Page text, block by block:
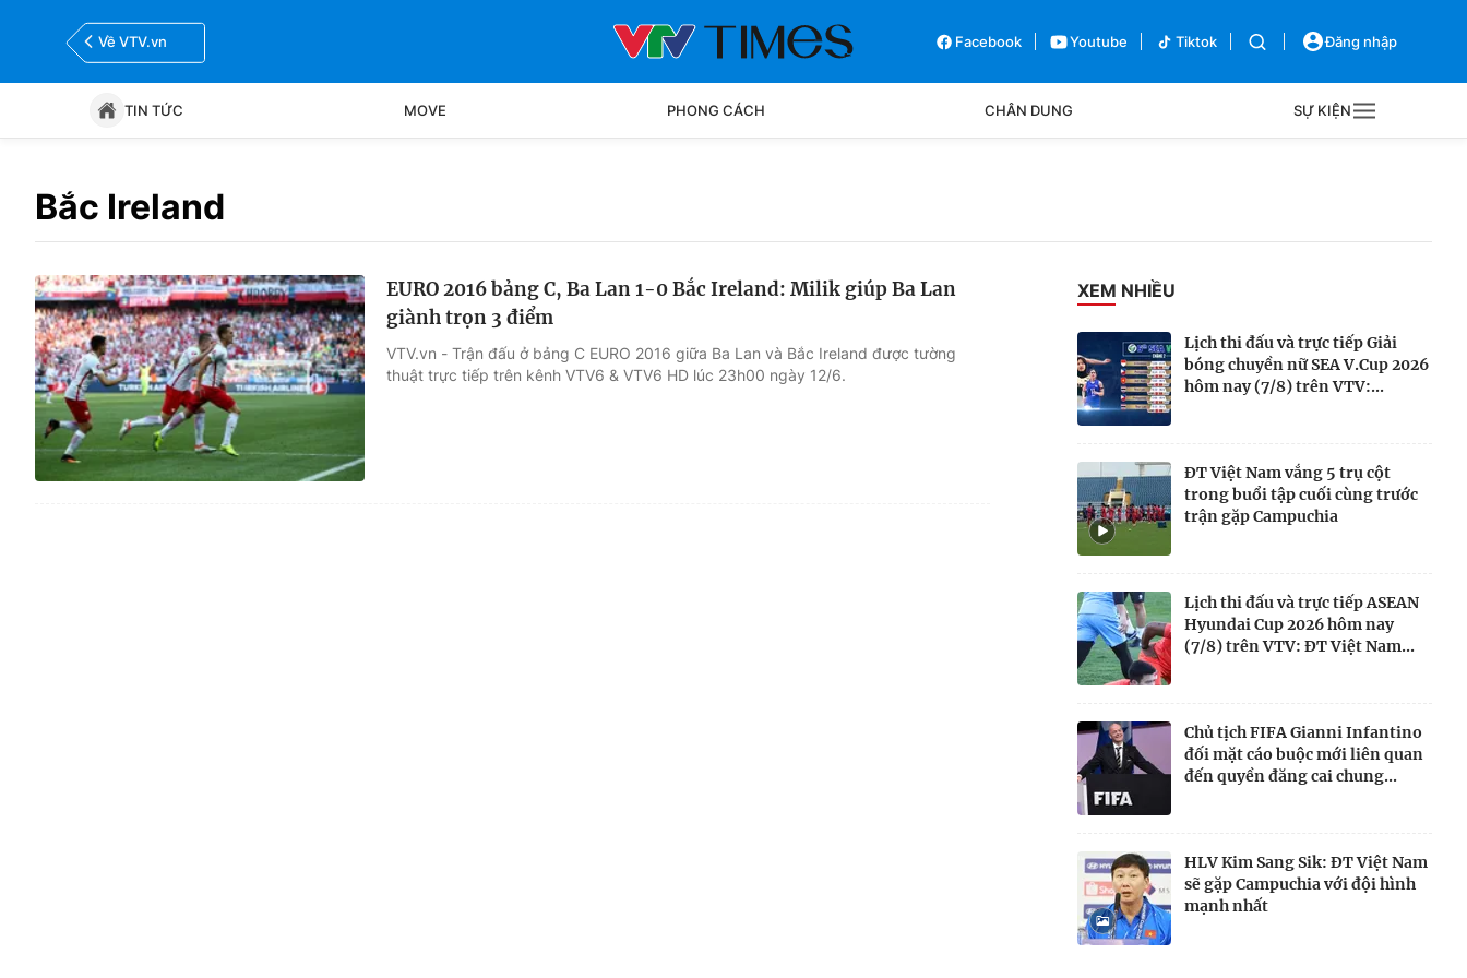
Về VTV.vn Facebook Youtube Tiktok Đăng nhập
TIN TỨC MOVE PHONG CÁCH CHÂN DUNG SỰ KIỆN
Bắc Ireland
EURO 2016 bảng C, Ba Lan 1-0 Bắc Ireland: Milik giúp Ba Lan
giành trọn 3 điểm
VTV.vn - Trận đấu ở bảng C EURO 2016 giữa Ba Lan và Bắc Ireland được tường
thuật trực tiếp trên kênh VTV6 & VTV6 HD lúc 23h00 ngày 12/6.
XEM NHIỀU
Lịch thi đấu và trực tiếp Giải
bóng chuyền nữ SEA V.Cup 2026
hôm nay (7/8) trên VTV:...
ĐT Việt Nam vắng 5 trụ cột
trong buổi tập cuối cùng trước
trận gặp Campuchia
Lịch thi đấu và trực tiếp ASEAN
Hyundai Cup 2026 hôm nay
(7/8) trên VTV: ĐT Việt Nam...
Chủ tịch FIFA Gianni Infantino
đối mặt cáo buộc mới liên quan
đến quyền đăng cai chung...
HLV Kim Sang Sik: ĐT Việt Nam
sẽ gặp Campuchia với đội hình
mạnh nhất